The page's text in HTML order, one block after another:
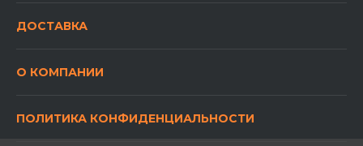
ДОСТАВКА
О КОМПАНИИ
ПОЛИТИКА КОНФИДЕНЦИАЛЬНОСТИ